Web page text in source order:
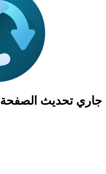
جاري تحديث الصفحة